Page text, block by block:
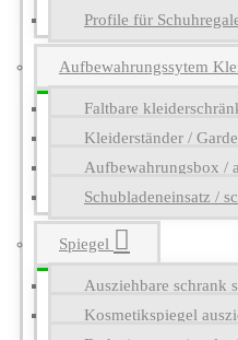
Profile für
Aufbewahrungssytem
Faltbare
Kleiderständer /
Aufbewahrungsbox /
Schubladeneinsatz /
Spiegel
Ausziehbare schrank
Kosmetikspiegel